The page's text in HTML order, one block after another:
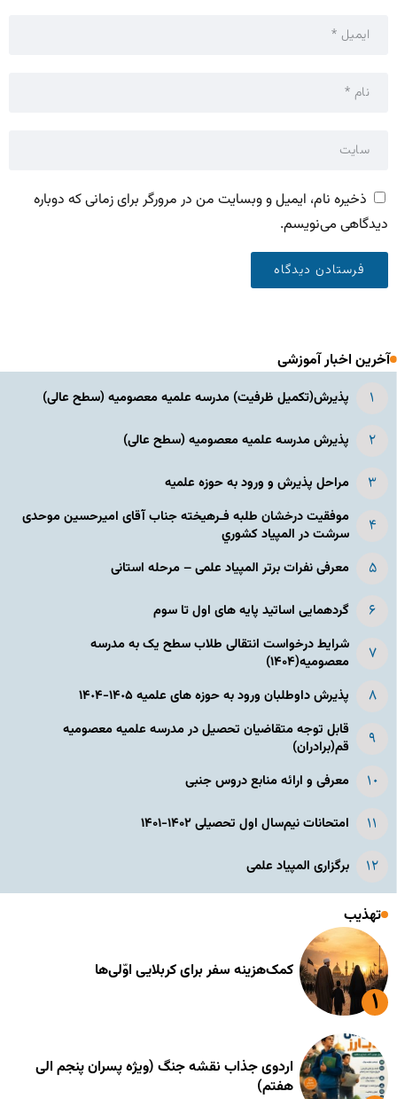
ذخیره نام، ایمیل و وبسایت من در مرورگر برای زمانی که دوباره
دیدگاهی می‌نویسم.
آخرین اخبار آموزشی
پذیرش(تکمیل ظرفیت) مدرسه علمیه معصومیه‌ (سطح عالی)
پذیرش مدرسه علمیه معصومیه‌ (سطح عالی)
مراحل پذیرش و ورود به حوزه علمیه
موفقیت درخشان طلبه فـرهیخته جناب آقای امیرحسین موحدی
سرشت در المپياد كشوري
معرفی نفرات برتر المپیاد علمی – مرحله استانی
گردهمایی اساتید پایه های اول تا سوم
شرایط درخواست انتقالی طلاب سطح یک به مدرسه
معصومیه(۱۴۰۴)
پذیرش داوطلبان ورود به حوزه های علمیه ١۴٠۵-١۴٠۴
قابل توجه متقاضیان تحصیل در مدرسه علمیه معصومیه
قم(برادران)
معرفی و ارائه منابع دروس جنبی
امتحانات نیم‌سال اول تحصیلی ۱۴۰۲-۱۴۰۱
برگزاری المپیاد علمی
تهذیب
کمک‌هزینه سفر برای کربلایی اوّلی‌ها
اردوی جذاب نقشه جنگ (ویژه پسران پنجم الی
هفتم)